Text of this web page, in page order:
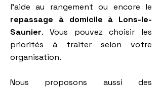
l’aide au rangement ou encore le
repassage à domicile à Lons-le-
Saunier. Vous pouvez choisir les
priorités à traiter selon votre
organisation.
Nous proposons aussi des